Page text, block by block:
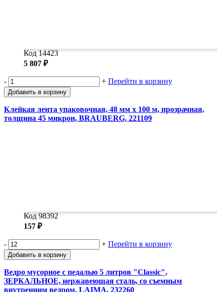
Код 14423
5 807 ₽
- + Перейти в корзину
Добавить в корзину
Клейкая лента упаковочная, 48 мм х 100 м, прозрачная,
толщина 45 микрон, BRAUBERG, 221109
Код 98392
157 ₽
- + Перейти в корзину
Добавить в корзину
Ведро мусорное с педалью 5 литров "Classic",
ЗЕРКАЛЬНОЕ, нержавеющая сталь, со съемным
внутренним ведром, LAIMA, 232260